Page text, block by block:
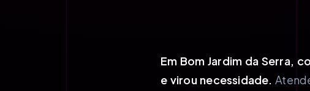
Em Bom Jardim da Serra,
e virou necessidade.